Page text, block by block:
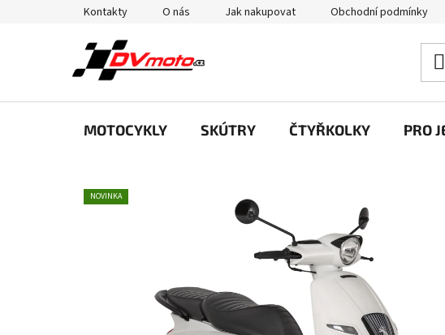
Kontakty O nás Jak nakupovat Obchodní podmínky
MOTOCYKLY SKÚTRY ČTYŘKOLKY PRO
NOVINKA